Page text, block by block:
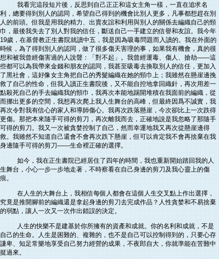
我看完這段短片後，反思到自己正正和這女主角一樣，一直在追求名
利，總要得到別人的認同，希望自己得到的機會比別人更多，凡事都想趕在別
人的前頭。但我是用我的精力、出賣友誼和利用與別人的關係去編織自己的頸
巾，最後我失去了別人對我的信任，斷送自己一手建立的信譽和友誼。我今年
19歲，在基督教正生書院就讀中五，我是因為吸毒問題而入讀的。我在外面的
時候，為了得到別人的認同，做了很多傷天害理的事，如果我有機會，真的很
想和被我曾經傷害過的人說聲：「對不起」。我曾經運毒、傷人、搶劫——這
些都可以為我帶來金錢和朋友的認同，我甚至吸毒去換取別人的信任，更加入
了黑社會，這好像女主角把自己的秀髮編織在她的頸巾上；我雖然在懸崖邊挽
救了自己的性命，但我入讀正生書院後，又不能自控地拿回織針，再次用差一
點殺死自己的手去編織我的頸巾，我再次本能地踢開堆積在我面前的編織，從
而挪出更多的空間，我想再次爬上我人生舞台的高峰，但最終因爲不誠實，我
再次令對我有信心的家人和導師傷心。我再次跌落懸崖，今次卻比上一次跌得
更傷。那把本來隨手可得的剪刀，再次離我而去，正確地說是我忽略了那隨手
可得的剪刀。我又一次被貪婪控制了自己，然而幸運地我又再次從懸崖邊得
救。我雖然不知道自己還會不會再次跌下懸崖，但可以肯定我不會再捨棄在我
身邊隨手可得的剪刀——生命裡正確的選擇。
如今，我在正生書院已經居住了四年的時間，我也重新開始踏回我的人
生舞台，小心一步一步地走著，不時察看在自己身邊的剪刀及我心靈上的傷
痕。
在人生的大舞台上，我相信每個人都會在這個人生交叉點上作出選擇，
究竟是推開腳前的編織還是拿起身邊的剪刀去完成作品？人性貪婪和不易捨棄
的弱點，讓人一次又一次作出錯誤的決定。
人生的快樂不是建基於你所擁有的資產和成就。你的名利和成就，不是
自己的生命。人生是困難的、複雜的，也不是自己可以控制得到的，只要心存
謙卑、知足常樂地享受自己努力經營的成果，不夜郎自大，你就準能在苦難中
挺過來。